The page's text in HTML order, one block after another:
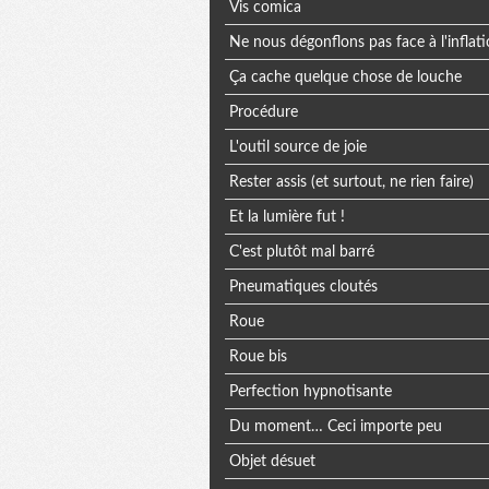
Vis comica
Ne nous dégonflons pas face à
Ça cache quelque chose de louche
Procédure
L'outil source de joie
Rester assis (et surtout, ne rien faire)
Et la lumière fut !
C'est plutôt mal barré
Pneumatiques cloutés
Roue
Roue bis
Perfection hypnotisante
Du moment… Ceci importe peu
Objet désuet